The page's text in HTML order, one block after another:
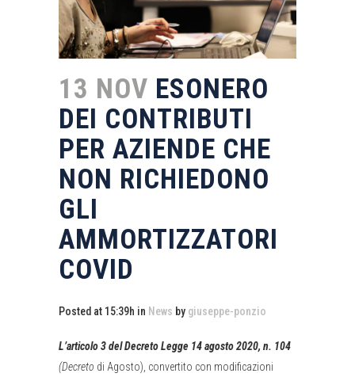
13 NOV ESONERO
DEI CONTRIBUTI
PER AZIENDE CHE
NON RICHIEDONO
GLI
AMMORTIZZATORI
COVID
Posted at 15:39h in News by giuseppe-ponzio
L’articolo 3 del Decreto Legge 14 agosto 2020, n. 104
(Decreto di Agosto), convertito con modificazioni